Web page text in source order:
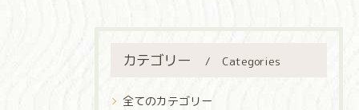
カテゴリー Categories
全てのカテゴリー